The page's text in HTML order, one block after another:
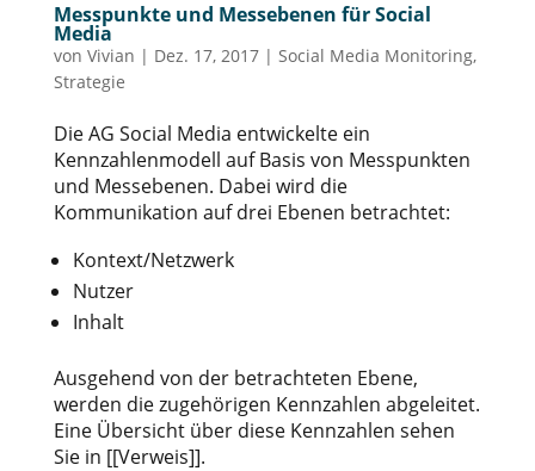
Messpunkte und Messebenen für Social
Media
von Vivian | Dez. 17, 2017| Social Media Monitoring,
Strategie
Die AG Social Media entwickelte ein
Kennzahlenmodell auf Basis von Messpunkten
und Messebenen. Dabei wird die
Kommunikation auf drei Ebenen betrachtet:
Kontext/Netzwerk
Nutzer
Inhalt
Ausgehend von der betrachteten Ebene,
werden die zugehörigen Kennzahlen abgeleitet.
Eine Übersicht über diese Kennzahlen sehen
Sie in [[Verweis]].